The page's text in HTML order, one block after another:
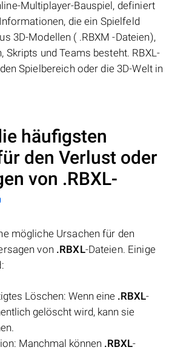
Multiplayer-Bauspiel, definiert
die ein Spielfeld
3D-Modellen ( .RBXM -Dateien),
Skripts und Teams besteht. RBXL-
Spielbereich oder die 3D-Welt in
häufigsten
den Verlust oder
von .RBXL-
mögliche Ursachen für den
von .RBXL-Dateien. Einige
Löschen: Wenn eine .RBXL-
gelöscht wird, kann sie
Manchmal können .RBXL-